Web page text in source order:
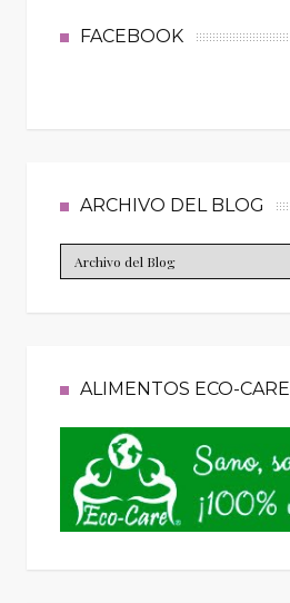
FACEBOOK
ARCHIVO DEL BLOG
ALIMENTOS ECO-CARE